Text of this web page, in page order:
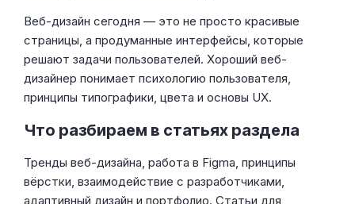
Веб-дизайн сегодня — это не просто красивые
страницы, а продуманные интерфейсы, которые
решают задачи пользователей. Хороший веб-
дизайнер понимает психологию пользователя,
принципы типографики, цвета и основы UX.
Что разбираем в статьях раздела
Тренды веб-дизайна, работа в Figma, принципы
вёрстки, взаимодействие с разработчиками,
адаптивный дизайн и портфолио. Статьи для